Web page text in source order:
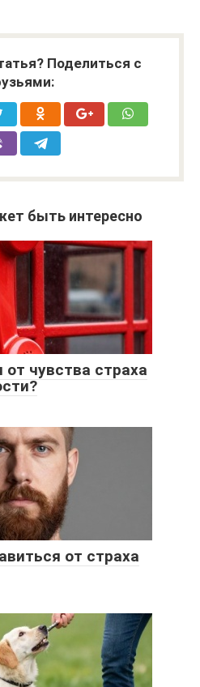
Поделиться с
быть интересно
от чувства страха
от страха